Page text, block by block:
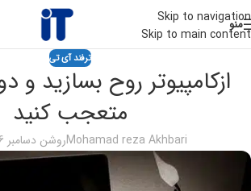
Skip to navigation
Skip to main content
منو
ترفند آی تی
ازکامپیوتر روح بسازید و
متعجب کنید
Mohamad reza Akhbariروشن دسامبر 26, 2016